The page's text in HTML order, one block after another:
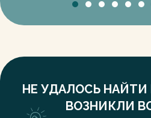
НЕ УДАЛОСЬ
ВОЗНИКЛИ